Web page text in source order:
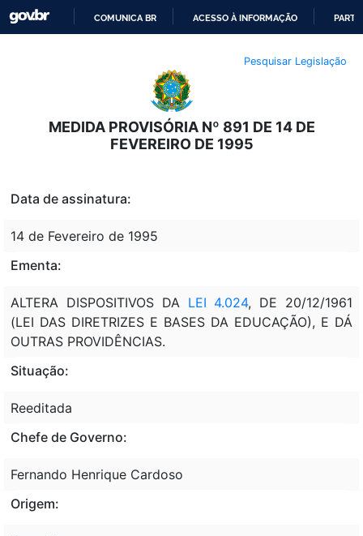
O
CONTEÚDO
COMUNICA BR ACESSO À INFORMAÇÃO
Pesquisar Legislação
MEDIDA PROVISÓRIA Nº 891 DE 14 DE
FEVEREIRO DE 1995
Data de assinatura:
14 de Fevereiro de 1995
Ementa:
ALTERA DISPOSITIVOS DA LEI 4.024, DE 20/12/1961
(LEI DAS DIRETRIZES E BASES DA EDUCAÇÃO), E DÁ
OUTRAS PROVIDÊNCIAS.
Situação:
Reeditada
Chefe de Governo:
Fernando Henrique Cardoso
Origem: